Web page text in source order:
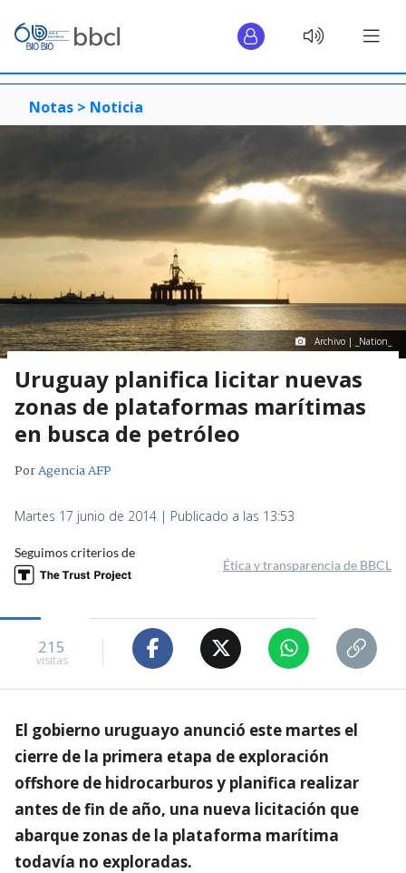
Notas > Noticia
Archivo | _Nation_
Uruguay planifica licitar nuevas
zonas de plataformas marítimas
en busca de petróleo
PorAgencia AFP
Martes 17 junio de 2014 | Publicado a las 13:53
Seguimos criterios de
Ética y transparencia de BBCL
215
visitas
El gobierno uruguayo anunció este martes el
cierre de la primera etapa de exploración
offshore de hidrocarburos y planifica realizar
antes de fin de año, una nueva licitación que
abarque zonas de la plataforma marítima
todavía no exploradas.